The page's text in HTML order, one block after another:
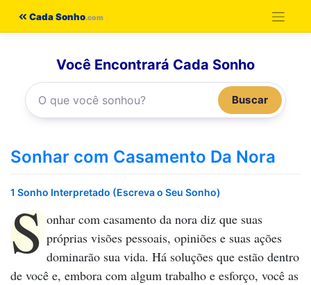
Cada Sonho
Você Encontrará Cada Sonho
Buscar
Sonhar com Casamento Da Nora
1 Sonho Interpretado (Escreva o Seu Sonho)
S onhar com casamento da nora diz que suas
próprias visões pessoais, opiniões e suas ações
dominarão sua vida. Há soluções que estão dentro
de você e, embora com algum trabalho e esforço, você as